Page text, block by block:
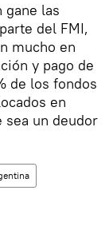
las
del FMI,
mucho en
y pago de
de los fondos
en
un deudor